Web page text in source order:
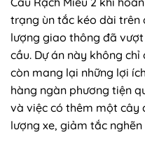
trạng ùn tắc kéo dài trên
lượng giao thông đã
cầu. Dự án này không
còn mang lại những lợi
hàng ngàn phương tiện
và việc có thêm một cây
lượng xe, giảm tắc